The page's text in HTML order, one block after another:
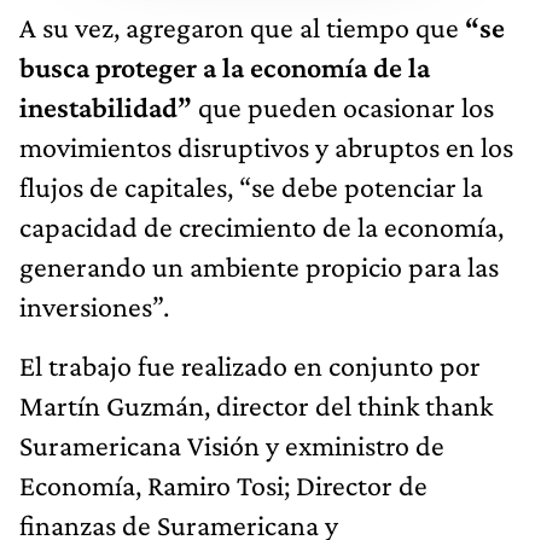
A su vez, agregaron que al tiempo que “se
busca proteger a la economía de la
inestabilidad” que pueden ocasionar los
movimientos disruptivos y abruptos en los
flujos de capitales, “se debe potenciar la
capacidad de crecimiento de la economía,
generando un ambiente propicio para las
inversiones”.
El trabajo fue realizado en conjunto por
Martín Guzmán, director del think thank
Suramericana Visión y exministro de
Economía, Ramiro Tosi; Director de
finanzas de Suramericana y